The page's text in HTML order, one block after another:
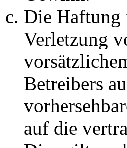
Die Haftung
Verletzung
Betreibers
auf die